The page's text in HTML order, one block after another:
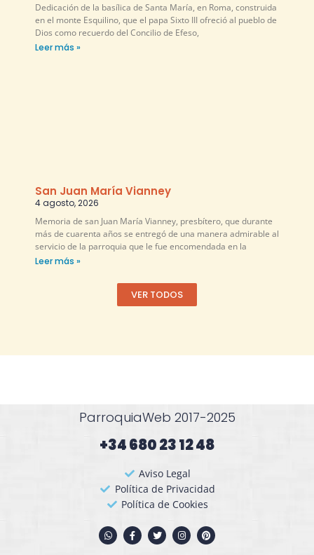
Dedicación de la basílica de Santa María, en Roma, construida
en el monte Esquilino, que el papa Sixto III ofreció al pueblo de
Dios como recuerdo del Concilio de Efeso,
Leer más »
San Juan María Vianney
4 agosto, 2026
Memoria de san Juan María Vianney, presbítero, que durante
más de cuarenta años se entregó de una manera admirable al
servicio de la parroquia que le fue encomendada en la
Leer más »
VER TODOS
ParroquiaWeb 2017-2025
+34 680 23 12 48​
Aviso Legal
Política de Privacidad
Política de Cookies
W
h
a
F
a
c
T
w
i
I
n
s
P
i
n